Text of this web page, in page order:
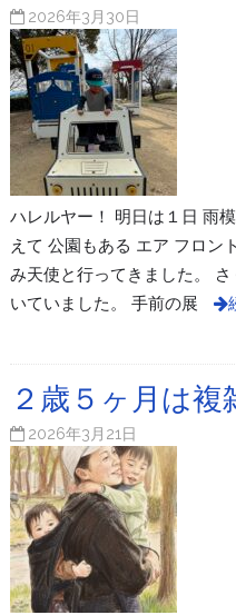
2026年3月30日
ハレルヤー！ 明日は１日 雨
えて 公園もある エア フロン
み天使と行ってきました。 さ
いていました。 手前の展
２歳５ヶ月は複
2026年3月21日